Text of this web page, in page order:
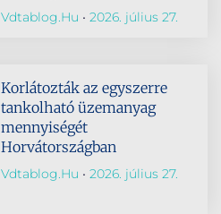
Vdtablog.hu 2026. július 27.
Korlátozták az egyszerre
tankolható üzemanyag
mennyiségét
Horvátországban
Vdtablog.hu 2026. július 27.